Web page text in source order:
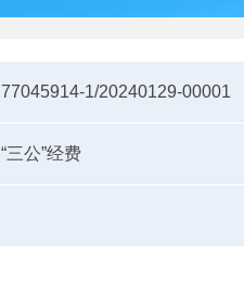
77045914-1/20240129-00001
“三公”经费